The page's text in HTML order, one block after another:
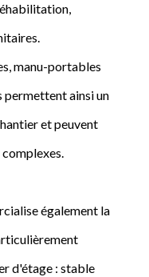
manu-portables
permettent ainsi un
et peuvent
complexes.
également la
d'étage : stable